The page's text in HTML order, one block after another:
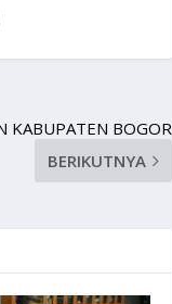
KABUPATEN BOGOR
BERIKUTNYA